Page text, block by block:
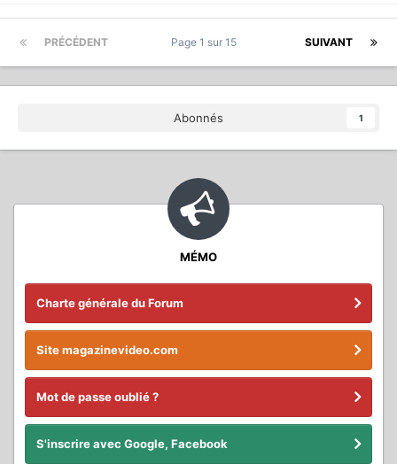
PRÉCÉDENT SUIVANT
Page 1 sur 15
Abonnés 1
MÉMO
Charte générale du Forum
Site magazinevideo.com
Mot de passe oublié ?
S'inscrire avec Google, Facebook